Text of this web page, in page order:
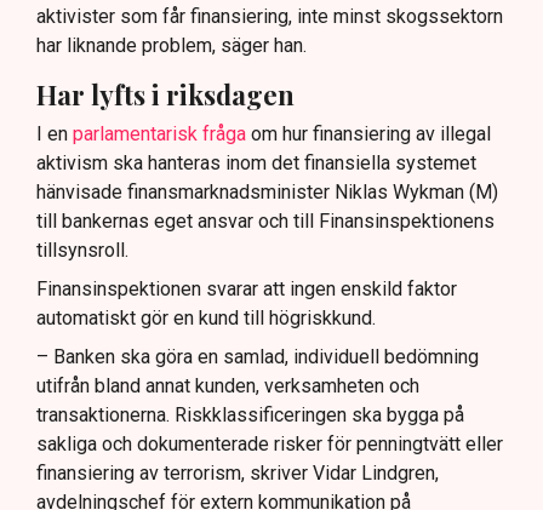
aktivister som får finansiering, inte minst skogssektorn
har liknande problem, säger han.
Har lyfts i riksdagen
I en parlamentarisk fråga om hur finansiering av illegal
aktivism ska hanteras inom det finansiella systemet
hänvisade finansmarknadsminister Niklas Wykman (M)
till bankernas eget ansvar och till Finansinspektionens
tillsynsroll.
Finansinspektionen svarar att ingen enskild faktor
automatiskt gör en kund till högriskkund.
– Banken ska göra en samlad, individuell bedömning
utifrån bland annat kunden, verksamheten och
transaktionerna. Riskklassificeringen ska bygga på
sakliga och dokumenterade risker för penningtvätt eller
finansiering av terrorism, skriver Vidar Lindgren,
avdelningschef för extern kommunikation på